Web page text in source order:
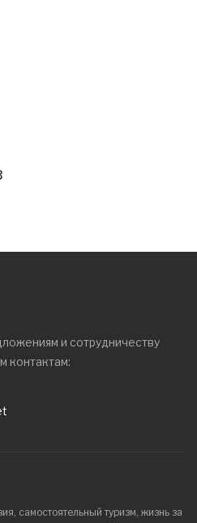
и сотрудничеству
контактам:
самостоятельный туризм, жизнь за